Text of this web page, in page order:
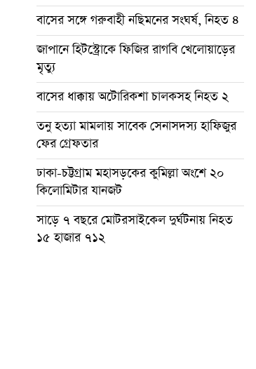
বাসের সঙ্গে গরুবাহী নছিমনের সংঘর্ষ, নিহত ৪
জাপানে হিটস্ট্রোকে ফিজির রাগবি খেলোয়াড়ের
মৃত্যু
বাসের ধাক্কায় অটোরিকশা চালকসহ নিহত ২
তনু হত্যা মামলায় সাবেক সেনাসদস্য হাফিজুর
ফের গ্রেফতার
ঢাকা-চট্টগ্রাম মহাসড়কের কুমিল্লা অংশে ২০
কিলোমিটার যানজট
সাড়ে ৭ বছরে মোটরসাইকেল দুর্ঘটনায় নিহত
১৫ হাজার ৭১২